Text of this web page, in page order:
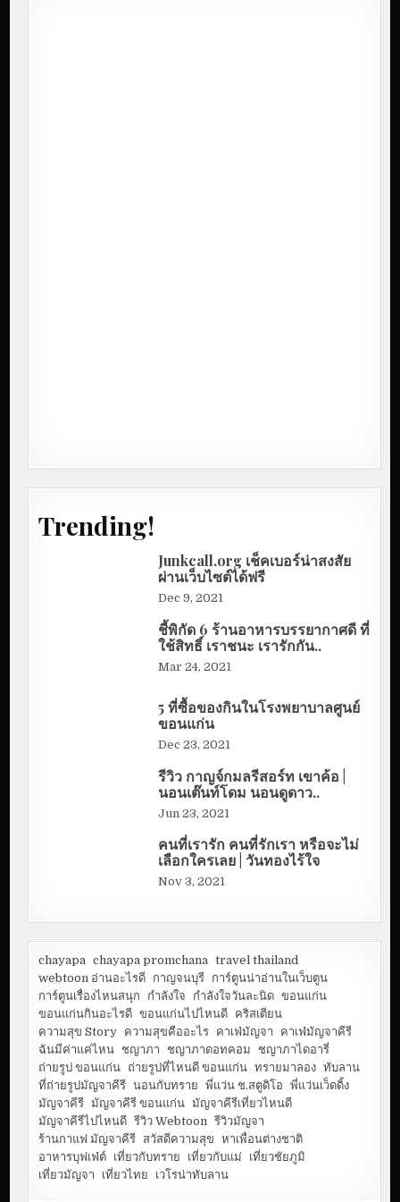
Trending!
Junkcall.org เช็คเบอร์น่าสงสัย
ผ่านเว็บไซต์ได้ฟรี
Dec 9, 2021
ชี้พิกัด 6 ร้านอาหารบรรยากาศดี ที่
ใช้สิทธิ์ เราชนะ เรารักกัน..
Mar 24, 2021
5 ที่ซื้อของกินในโรงพยาบาลศูนย์
ขอนแก่น
Dec 23, 2021
รีวิว กาญจ์กมลรีสอร์ท เขาค้อ |
นอนเต๊นท์โดม นอนดูดาว..
Jun 23, 2021
คนที่เรารัก คนที่รักเรา หรือจะไม่
เลือกใครเลย | วันทองไร้ใจ
Nov 3, 2021
chayapa chayapa promchana
travel thailand
webtoon อ่านอะไรดี กาญจนบุรี การ์ตูนน่าอ่านในเว็บตูน
การ์ตูนเรื่องไหนสนุก
กำลังใจ กำลังใจวันละนิด ขอนแก่น
ขอนแก่นกินอะไรดี ขอนแก่นไปไหนดี คริสเตียน
ความสุข Story ความสุขคืออะไร คาเฟ่มัญจา
คาเฟ่มัญจาคีรี
ฉันมีค่าแค่ไหน ชญาภา ชญาภาดอทคอม
ชญาภาไดอารี่
ถ่ายรูป ขอนแก่น ถ่ายรูปที่ไหนดี ขอนแก่น ทรายมาลอง ทับลาน
ที่ถ่ายรูปมัญจาคีรี นอนกับทราย พี่แว่น ช.สตูดิโอ
พี่แว่นเว็ดดิ้ง
มัญจาคีรี มัญจาคีรี ขอนแก่น มัญจาคีรีเที่ยวไหนดี
มัญจาคีรีไปไหนดี รีวิว Webtoon
รีวิวมัญจา
ร้านกาแฟ มัญจาคีรี สวัสดีความสุข
หาเพื่อนต่างชาติ
อาหารบุฟเฟ่ต์ เที่ยวกับทราย เที่ยวกับแม่
เที่ยวชัยภูมิ
เที่ยวมัญจา
เที่ยวไทย เวโรน่าทับลาน